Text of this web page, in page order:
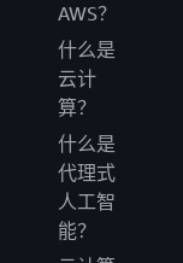
AWS？
什么是
云计
算？
什么是
代理式
人工智
能？